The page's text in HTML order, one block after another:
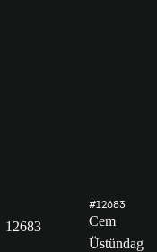
12683
#12683
Cem
Üstündag